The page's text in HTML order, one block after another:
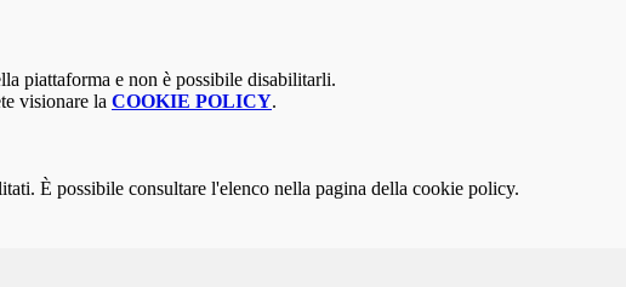
piattaforma e non è possibile disabilitarli.
visionare la COOKIE POLICY.
È possibile consultare l'elenco nella pagina della cookie policy.